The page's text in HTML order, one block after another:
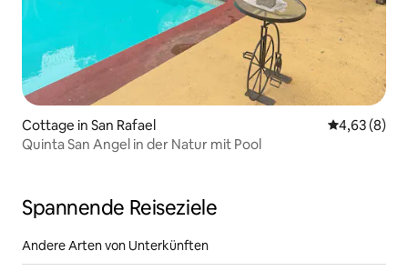
Cottage in San Rafael
4,63 (8)
Quinta San Angel in der Natur mit Pool
Spannende Reiseziele
Andere Arten von Unterkünften